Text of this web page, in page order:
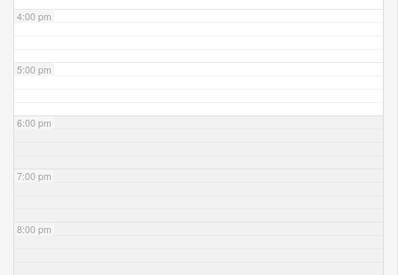
4:00 pm
5:00 pm
6:00 pm
7:00 pm
8:00 pm